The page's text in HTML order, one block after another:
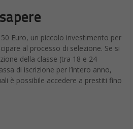
Euro, un piccolo investimento per
al processo di selezione. Se si
della classe (tra 18 e 24
di iscrizione per l’intero anno,
è possibile accedere a prestiti fino